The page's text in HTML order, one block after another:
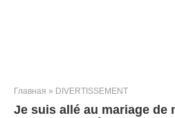
Главная » DIVERTISSEMENT
Je suis allé au mariage de